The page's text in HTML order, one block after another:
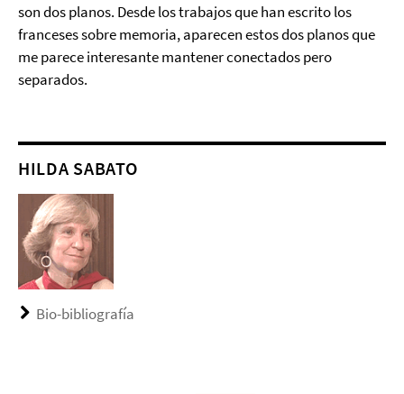
son dos planos. Desde los trabajos que han escrito los
franceses sobre memoria, aparecen estos dos planos que
me parece interesante mantener conectados pero
separados.
HILDA SABATO
Bio-bibliografía